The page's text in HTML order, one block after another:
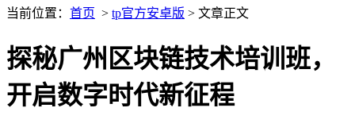
当前位置： 首页 > tp官方安卓版 > 文章正文
探秘广州区块链技术培训班，
开启数字时代新征程